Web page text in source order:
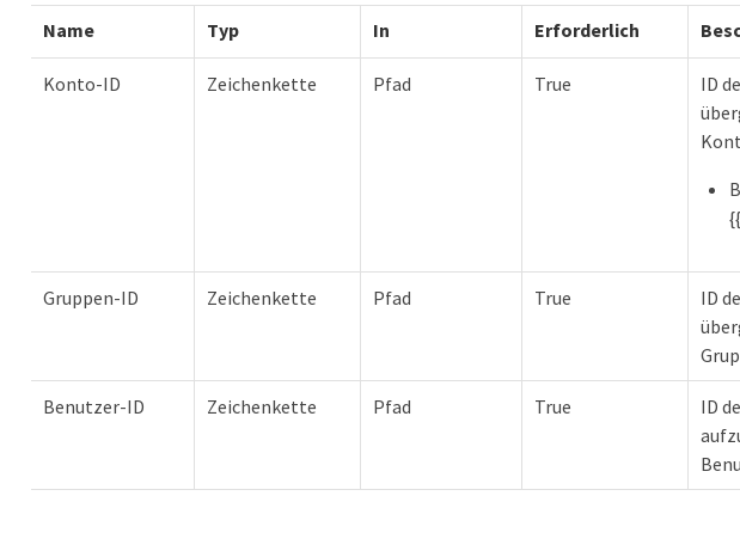
Name Typ In Erforderlich
Konto-ID Zeichenkette Pfad True
ID
Gruppen-ID Zeichenkette Pfad True
ID
Benutzer-ID Zeichenkette Pfad True
ID